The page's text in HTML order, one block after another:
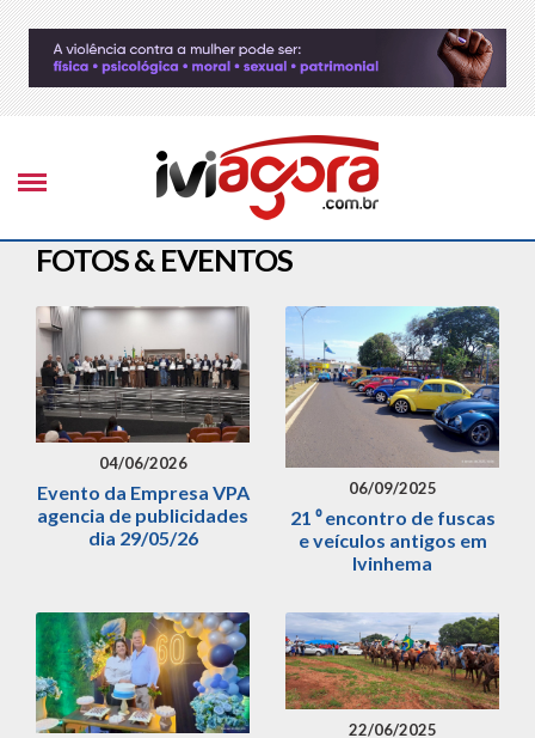
FOTOS & EVENTOS
04/06/2026
Evento da Empresa VPA
agencia de publicidades
dia 29/05/26
06/09/2025
21 ⁰ encontro de fuscas
e veículos antigos em
Ivinhema
22/06/2025